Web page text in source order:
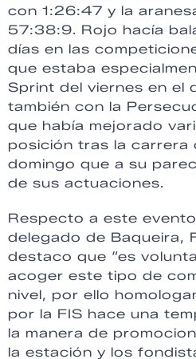
con 1:26:47 y la
57:38:9. Rojo hacía
días en las
que estaba
Sprint del viernes en el
también con la
que había mejorado
posición tras la carrera
domingo que a su
de sus actuaciones.
Respecto a este
delegado de Baqueira,
destaco que “es
acoger este tipo de
nivel, por ello
por la FIS hace una
la manera de
la estación y los